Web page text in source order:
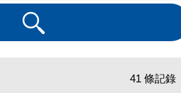
41 條記錄